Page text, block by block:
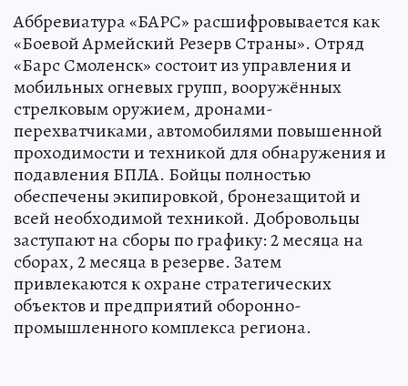
Аббревиатура «БАРС» расшифровывается как
«Боевой Армейский Резерв Страны». Отряд
«Барс Смоленск» состоит из управления и
мобильных огневых групп, вооружённых
стрелковым оружием, дронами-
перехватчиками, автомобилями повышенной
проходимости и техникой для обнаружения и
подавления БПЛА. Бойцы полностью
обеспечены экипировкой, бронезащитой и
всей необходимой техникой. Добровольцы
заступают на сборы по графику: 2 месяца на
сборах, 2 месяца в резерве. Затем
привлекаются к охране стратегических
объектов и предприятий оборонно-
промышленного комплекса региона.